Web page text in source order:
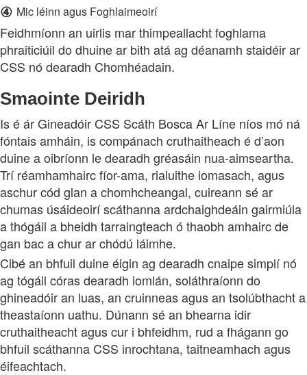
④ Mic léinn agus Foghlaimeoirí
Feidhmíonn an uirlis mar thimpeallacht foghlama
phraiticiúil do dhuine ar bith atá ag déanamh staidéir ar
CSS nó dearadh Chomhéadain.
Smaointe Deiridh
Is é ár Gineadóir CSS Scáth Bosca Ar Líne níos mó ná
fóntais amháin, is compánach cruthaitheach é d’aon
duine a oibríonn le dearadh gréasáin nua-aimseartha.
Trí réamhamhairc fíor-ama, rialuithe iomasach, agus
aschur cód glan a chomhcheangal, cuireann sé ar
chumas úsáideoirí scáthanna ardchaighdeáin gairmiúla
a thógáil a bheidh tarraingteach ó thaobh amhairc de
gan bac a chur ar chódú láimhe.
Cibé an bhfuil duine éigin ag dearadh cnaipe simplí nó
ag tógáil córas dearadh iomlán, soláthraíonn do
ghineadóir an luas, an cruinneas agus an tsolúbthacht a
theastaíonn uathu. Dúnann sé an bhearna idir
cruthaitheacht agus cur i bhfeidhm, rud a fhágann go
bhfuil scáthanna CSS inrochtana, taitneamhach agus
éifeachtach.